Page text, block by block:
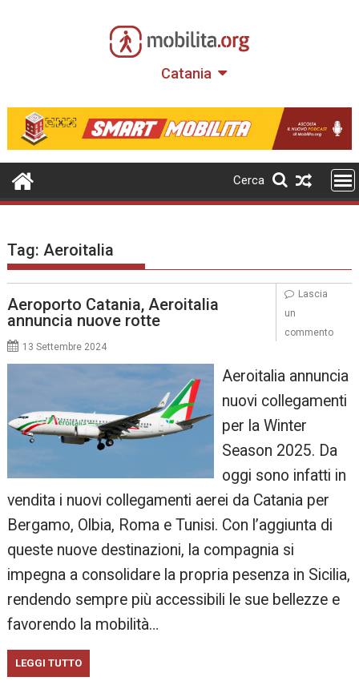
Catania
Cerca
Tag:Aeroitalia
Aeroporto Catania, Aeroitalia
annuncia nuove rotte
13 Settembre 2024
Aeroitalia annuncia
nuovi collegamenti
per la Winter
Season 2025. Da
oggi sono infatti in
vendita i nuovi collegamenti aerei da Catania per
Bergamo, Olbia, Roma e Tunisi. Con l’aggiunta di
queste nuove destinazioni, la compagnia si
impegna a consolidare la propria pesenza in Sicilia,
rendendo sempre più accessibili le sue bellezze e
favorendo la mobilità…
LEGGI TUTTO
Lascia
un
commento